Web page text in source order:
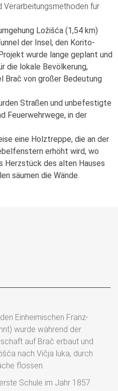
Verarbeitungsmethoden für
Ložišća (1,54 km)
der Insel, den Korito-
wurde lange geplant und
die lokale Bevölkerung,
Brač von großer Bedeutung
Straßen und unbefestigte
Feuerwehrwege, in der
eine Holztreppe, die an der
erhöht wird, wo
Herzstück des alten Hauses
säumen die Wände.
Einheimischen Franz-
wurde während der
auf Brač erbaut und
nach Vičja luka, durch
flossen.
Schule im Jahr 1857.